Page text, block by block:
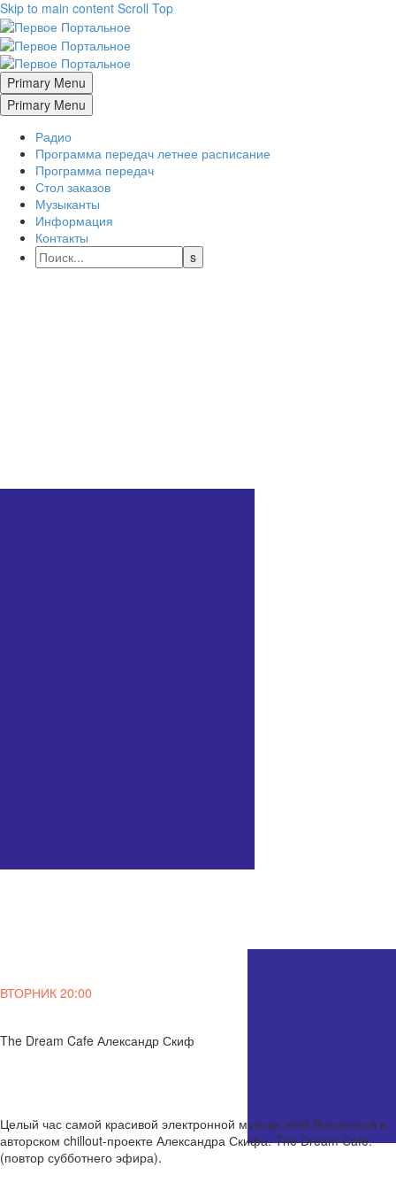
Skip to main content Scroll Top
Primary Menu
Primary Menu
Радио
Программа передач летнее расписание
Программа передач
Стол заказов
Музыканты
Информация
Контакты
ВТОРНИК 20:00
The Dream Cafe Александр Скиф
Целый час самой красивой электронной музыки этой Вселенной в
авторском chillout-проекте Александра Скифа. The Dream Cafe.
(повтор субботнего эфира).